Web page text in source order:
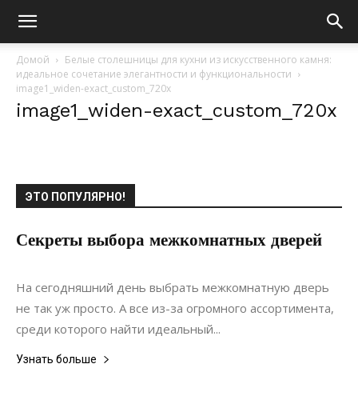
Домой
Белые столешницы для кухни из искусственного камня:
идеальное сочетание элегантности и функциональности
image1_widen-exact_custom_720x
image1_widen-exact_custom_720x
ЭТО ПОПУЛЯРНО!
Секреты выбора межкомнатных дверей
21.03.2019
На сегодняшний день выбрать межкомнатную дверь
не так уж просто. А все из-за огромного ассортимента,
среди которого найти идеальный...
Узнать больше